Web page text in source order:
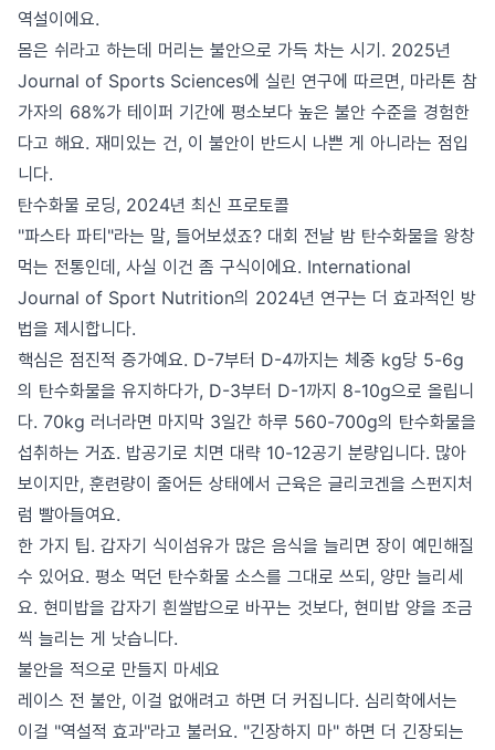
역설이에요.
몸은 쉬라고 하는데 머리는 불안으로 가득 차는 시기. 2025년
Journal of Sports Sciences에 실린 연구에 따르면, 마라톤 참
가자의 68%가 테이퍼 기간에 평소보다 높은 불안 수준을 경험한
다고 해요. 재미있는 건, 이 불안이 반드시 나쁜 게 아니라는 점입
니다.
탄수화물 로딩, 2024년 최신 프로토콜
"파스타 파티"라는 말, 들어보셨죠? 대회 전날 밤 탄수화물을 왕창
먹는 전통인데, 사실 이건 좀 구식이에요. International
Journal of Sport Nutrition의 2024년 연구는 더 효과적인 방
법을 제시합니다.
핵심은 점진적 증가예요. D-7부터 D-4까지는 체중 kg당 5-6g
의 탄수화물을 유지하다가, D-3부터 D-1까지 8-10g으로 올립니
다. 70kg 러너라면 마지막 3일간 하루 560-700g의 탄수화물을
섭취하는 거죠. 밥공기로 치면 대략 10-12공기 분량입니다. 많아
보이지만, 훈련량이 줄어든 상태에서 근육은 글리코겐을 스펀지처
럼 빨아들여요.
한 가지 팁. 갑자기 식이섬유가 많은 음식을 늘리면 장이 예민해질
수 있어요. 평소 먹던 탄수화물 소스를 그대로 쓰되, 양만 늘리세
요. 현미밥을 갑자기 흰쌀밥으로 바꾸는 것보다, 현미밥 양을 조금
씩 늘리는 게 낫습니다.
불안을 적으로 만들지 마세요
레이스 전 불안, 이걸 없애려고 하면 더 커집니다. 심리학에서는
이걸 "역설적 효과"라고 불러요. "긴장하지 마" 하면 더 긴장되는